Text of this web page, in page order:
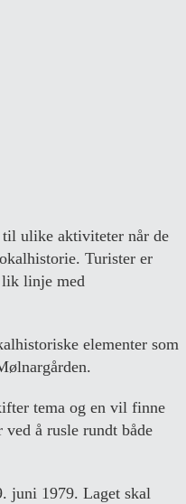
ulike aktiviteter når de
Turister er
lik linje med
elementer som
tema og en vil finne
ved å rusle rundt både
juni 1979. Laget skal